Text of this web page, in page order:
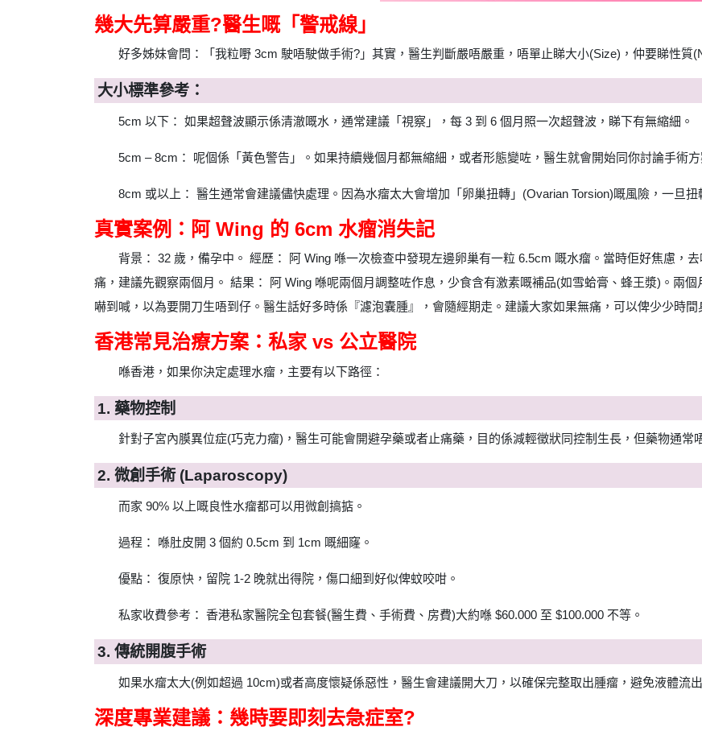
幾大先算嚴重?醫生嘅「警戒線」
好多姊妹會問：「我粒嘢 3cm 駛唔駛做手術?」其實，醫生判斷嚴唔嚴重，唔單止睇大小(Size)，仲要睇性質
大小標準參考：
5cm 以下： 如果超聲波顯示係清澈嘅水，通常建議「視察」，每 3 到 6 個月照一次超聲波，睇下有無縮細。
5cm – 8cm： 呢個係「黃色警告」。如果持續幾個月都無縮細，或者形態變咗，醫生就會開始同你討論手術方
8cm 或以上： 醫生通常會建議儘快處理。因為水瘤太大會增加「卵巢扭轉」(Ovarian Torsion)嘅風險，一旦
真實案例：阿 Wing 的 6cm 水瘤消失記
背景： 32 歲，備孕中。 經歷： 阿 Wing 喺一次檢查中發現左邊卵巢有一粒 6.5cm 嘅水瘤。當時佢好焦慮，
痛，建議先觀察兩個月。 結果： 阿 Wing 喺呢兩個月調整咗作息，少食含有激素嘅補品(如雪蛤膏、蜂王漿)。兩
嚇到喊，以為要開刀生唔到仔。醫生話好多時係『濾泡囊腫』，會隨經期走。建議大家如果無痛，可以俾少少時間
香港常見治療方案：私家 vs 公立醫院
喺香港，如果你決定處理水瘤，主要有以下路徑：
1. 藥物控制
針對子宮內膜異位症(巧克力瘤)，醫生可能會開避孕藥或者止痛藥，目的係減輕徵狀同控制生長，但藥物通常
2. 微創手術 (Laparoscopy)
而家 90% 以上嘅良性水瘤都可以用微創搞掂。
過程： 喺肚皮開 3 個約 0.5cm 到 1cm 嘅細窿。
優點： 復原快，留院 1-2 晚就出得院，傷口細到好似俾蚊咬咁。
私家收費參考： 香港私家醫院全包套餐(醫生費、手術費、房費)大約喺 $60.000 至 $100.000 不等。
3. 傳統開腹手術
如果水瘤太大(例如超過 10cm)或者高度懷疑係惡性，醫生會建議開大刀，以確保完整取出腫瘤，避免液體流
深度專業建議：幾時要即刻去急症室?